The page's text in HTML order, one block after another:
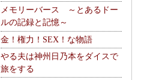
メモリーバース ～とあるドー
ルの記録と記憶～
金！権力！SEX！な物語
やる夫は神州日乃本をダイスで
旅をする